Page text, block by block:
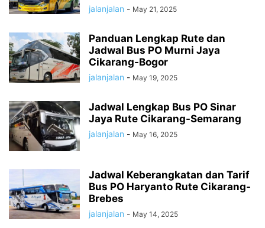
jalanjalan - May 21, 2025
Panduan Lengkap Rute dan
Jadwal Bus PO Murni Jaya
Cikarang-Bogor
jalanjalan - May 19, 2025
Jadwal Lengkap Bus PO Sinar
Jaya Rute Cikarang-Semarang
jalanjalan - May 16, 2025
Jadwal Keberangkatan dan Tarif
Bus PO Haryanto Rute Cikarang-
Brebes
jalanjalan - May 14, 2025